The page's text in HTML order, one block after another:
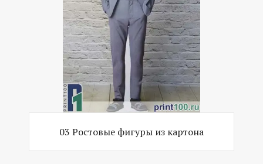
03 Ростовые фигуры из картона